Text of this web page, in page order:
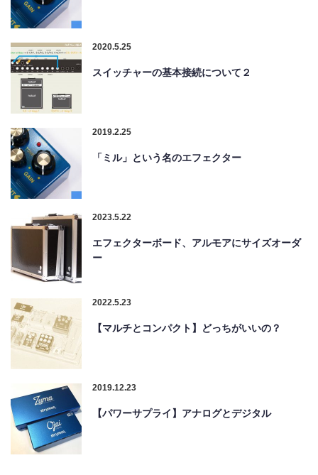
2020.5.25
スイッチャーの基本接続について２
2019.2.25
「ミル」という名のエフェクター
2023.5.22
エフェクターボード、アルモアにサイズオーダ
ー
2022.5.23
【マルチとコンパクト】どっちがいいの？
2019.12.23
【パワーサプライ】アナログとデジタル